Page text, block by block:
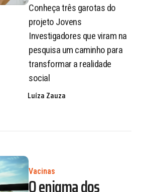
Conheça três garotas do
projeto Jovens
Investigadores que viram na
pesquisa um caminho para
transformar a realidade
social
Luíza Zauza
Vacinas
O enigma dos